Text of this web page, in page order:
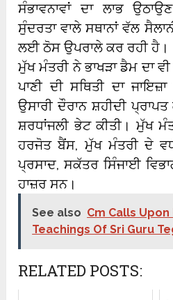
ਸੰਭਾਵਨਾਵਾਂ ਦਾ ਲਾਭ
ਸੁੰਦਰਤਾ ਵਾਲੇ ਸਥਾਨਾਂ ਵੱਲ
ਲਈ ਠੋਸ ਉਪਰਾਲੇ ਕਰ ਰਹੀ ਹੈ।
ਮੁੱਖ ਮੰਤਰੀ ਨੇ ਭਾਖੜਾ ਡੈਮ ਦਾ
ਪਾਣੀ ਦੀ ਸਥਿਤੀ ਦਾ
ਉਸਾਰੀ ਦੌਰਾਨ ਸ਼ਹੀਦੀ
ਸ਼ਰਧਾਂਜਲੀ ਭੇਟ ਕੀਤੀ।ਮੁੱਖ
ਹਰਜੋਤ ਬੈਂਸ, ਮੁੱਖ ਮੰਤਰੀ ਦੇ
ਪ੍ਰਸਾਦ, ਸਕੱਤਰ ਸਿੰਜਾਈ
ਹਾਜ਼ਰ ਸਨ।
See also Cm Calls
Teachings Of Sri Guru
RELATED POSTS: